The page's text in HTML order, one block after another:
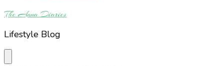
The Anna Diaries
Lifestyle Blog